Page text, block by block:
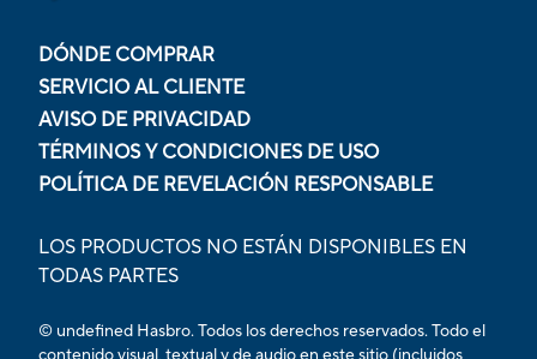
DÓNDE COMPRAR
SERVICIO AL CLIENTE
AVISO DE PRIVACIDAD
TÉRMINOS Y CONDICIONES DE USO
POLÍTICA DE REVELACIÓN RESPONSABLE
LOS PRODUCTOS NO ESTÁN DISPONIBLES EN
TODAS PARTES
© undefined Hasbro. Todos los derechos reservados. Todo el